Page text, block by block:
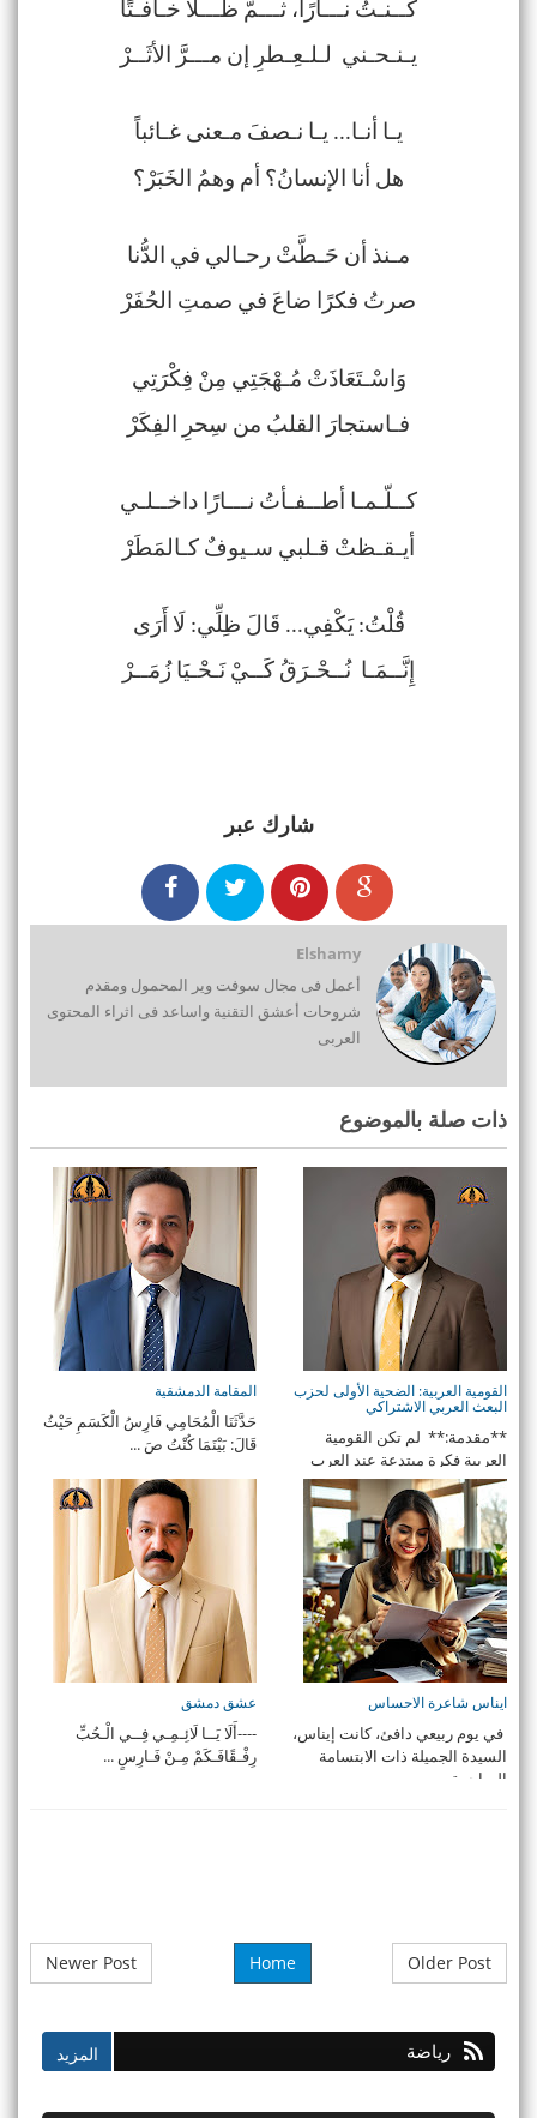
كــنـتُ نـــارًا، ثـــمّ ظـــلًّا خـافـتًا
يـنـحـني لـلـعِـطرِ إن مـــرَّ الأثَــرْ
يـا أنـا... يـا نـصفَ مـعنى غـائباً
هل أنا الإنسانُ؟ أم وهمُ الخَبَرْ؟
مـنذ أن حَـطَّتْ رحـالي في الدُّنا
صرتُ فكرًا ضاعَ في صمتِ الحُفَرْ
وَاسْـتَعَاذَتْ مُـهْجَتِي مِنْ فِكْرَتِي
فـاستجارَ القلبُ من سِحرِ الفِكَرْ
كــلّـمـا أطــفـأتُ نـــارًا داخــلـي
أيـقـظتْ قـلبي سـيوفٌ كـالمَطَرْ
قُلْتُ: يَكْفِي... قَالَ ظِلِّي: لَا أَرَى
إِنَّــمَـا نُــحْـرَقُ كَــيْ نَـحْـيَا زُمَــرْ
شارك عبر
Elshamy
أعمل فى مجال سوفت وير المحمول ومقدم
شروحات أعشق التقنية واساعد فى اثراء المحتوى
العربى
ذات صلة بالموضوع
القومية العربية: الضحية الأولى لحزب
البعث العربي الاشتراكي
**مقدمة:** لم تكن القومية
العربية فكرة مبتدعة عند العرب
وحدهم، ...
المقامة الدمشقية
حَدَّثَنَا الْمُحَامِي فَارِسُ الْكَسَمِ حَيْثُ
قَالَ: بَيْنَمَا كُنْتُ صَ ...
ايناس شاعرة الاحساس
في يوم ربيعي دافئ، كانت إيناس،
السيدة الجميلة ذات الابتسامة
الساحرة، ...
عشق دمشق
----أَلَا يَــا لَائِـمِـي فِــي الْـحُبِّ
رِفْـقًافَـكَمْ مِـنْ فَـارِسٍ ...
Newer Post Older Post
Home
رياضة